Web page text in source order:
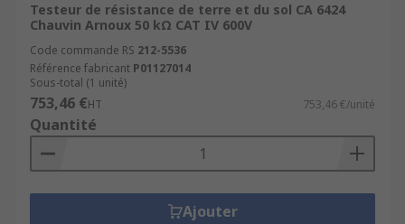
Testeur de résistance de terre et du sol CA 6424
Chauvin Arnoux 50 kΩ CAT IV 600V
Code commande RS 212-5536
Référence fabricant P01127014
Sous-total (1 unité)
753,46 €HT 753,46 €/unité
Quantité
Ajouter